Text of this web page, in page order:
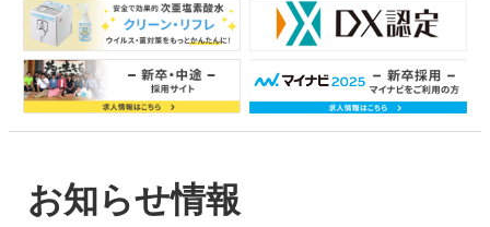
お知らせ情報